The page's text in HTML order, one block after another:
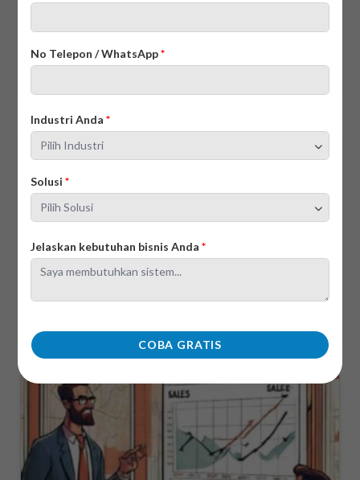
No Telepon / WhatsApp*
Industri Anda*
Solusi*
Jelaskan kebutuhan bisnis Anda*
COBA GRATIS
Indonesia 2026
Anda 2026
01/06/2025